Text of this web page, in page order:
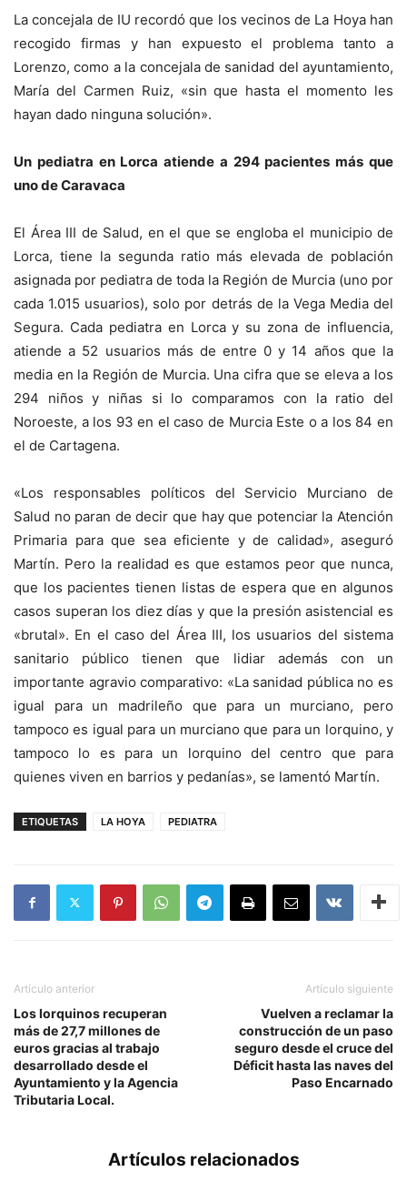
La concejala de IU recordó que los vecinos de La Hoya han
recogido firmas y han expuesto el problema tanto a
Lorenzo, como a la concejala de sanidad del ayuntamiento,
María del Carmen Ruiz, «sin que hasta el momento les
hayan dado ninguna solución».
Un pediatra en Lorca atiende a 294 pacientes más que
uno de Caravaca
El Área III de Salud, en el que se engloba el municipio de
Lorca, tiene la segunda ratio más elevada de población
asignada por pediatra de toda la Región de Murcia (uno por
cada 1.015 usuarios), solo por detrás de la Vega Media del
Segura. Cada pediatra en Lorca y su zona de influencia,
atiende a 52 usuarios más de entre 0 y 14 años que la
media en la Región de Murcia. Una cifra que se eleva a los
294 niños y niñas si lo comparamos con la ratio del
Noroeste, a los 93 en el caso de Murcia Este o a los 84 en
el de Cartagena.
«Los responsables políticos del Servicio Murciano de
Salud no paran de decir que hay que potenciar la Atención
Primaria para que sea eficiente y de calidad», aseguró
Martín. Pero la realidad es que estamos peor que nunca,
que los pacientes tienen listas de espera que en algunos
casos superan los diez días y que la presión asistencial es
«brutal». En el caso del Área III, los usuarios del sistema
sanitario público tienen que lidiar además con un
importante agravio comparativo: «La sanidad pública no es
igual para un madrileño que para un murciano, pero
tampoco es igual para un murciano que para un lorquino, y
tampoco lo es para un lorquino del centro que para
quienes viven en barrios y pedanías», se lamentó Martín.
ETIQUETAS LA HOYA PEDIATRA
Artículo anterior
Los lorquinos recuperan
más de 27,7 millones de
euros gracias al trabajo
desarrollado desde el
Ayuntamiento y la Agencia
Tributaria Local.
Artículo siguiente
Vuelven a reclamar la
construcción de un paso
seguro desde el cruce del
Déficit hasta las naves del
Paso Encarnado
Artículos relacionados